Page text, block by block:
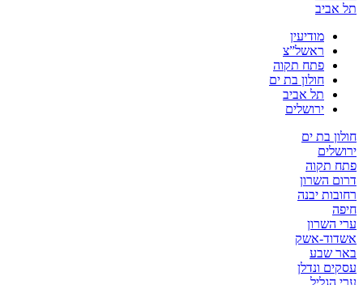
מודיעין
ראשל”צ
פתח תקוה
חולון בת ים
תל אביב
ירושלים
בת ים
יבנה
אשק
ונדלן